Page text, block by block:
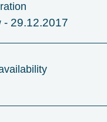
- 29.12.2017